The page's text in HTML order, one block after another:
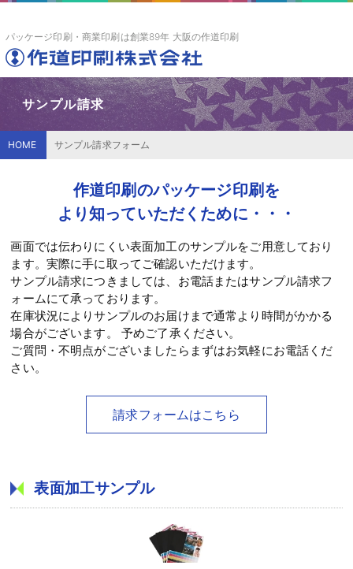
パッケージ印刷・商業印刷は創業89年 大阪の作道印刷
サンプル請求
HOME サンプル請求フォーム
作道印刷のパッケージ印刷を
より知っていただくために・・・
画面では伝わりにくい表面加工のサンプルをご用意しており
ます。実際に手に取ってご確認いただけます。
サンプル請求につきましては、お電話またはサンプル請求フ
ォームにて承っております。
在庫状況によりサンプルのお届けまで通常より時間がかかる
場合がございます。 予めご了承ください。
ご質問・不明点がございましたらまずはお気軽にお電話くだ
さい。
請求フォームはこちら
表面加工サンプル